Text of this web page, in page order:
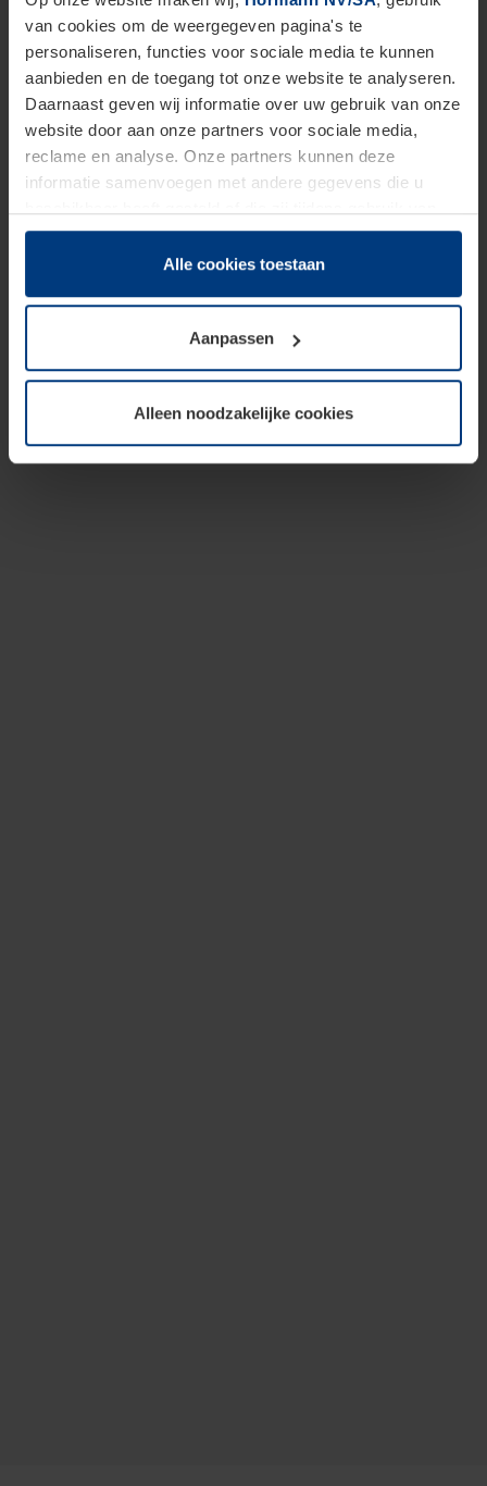
van cookies om de weergegeven pagina's te
personaliseren, functies voor sociale media te kunnen
aanbieden en de toegang tot onze website te analyseren.
Daarnaast geven wij informatie over uw gebruik van onze
website door aan onze partners voor sociale media,
reclame en analyse. Onze partners kunnen deze
informatie samenvoegen met andere gegevens die u
hun diensten hebben verzameld.
Juridisch hebben wij het recht om cookies op uw
van deze pagina's absoluut vereist is. Voor alle andere
soorten cookies is uw toestemming benodigd. Uw
toestemming kunt u op elk moment bij de uitleg van de
wijzigen of herroepen.
Alle cookies toestaan
Aanpassen
Alleen noodzakelijke cookies